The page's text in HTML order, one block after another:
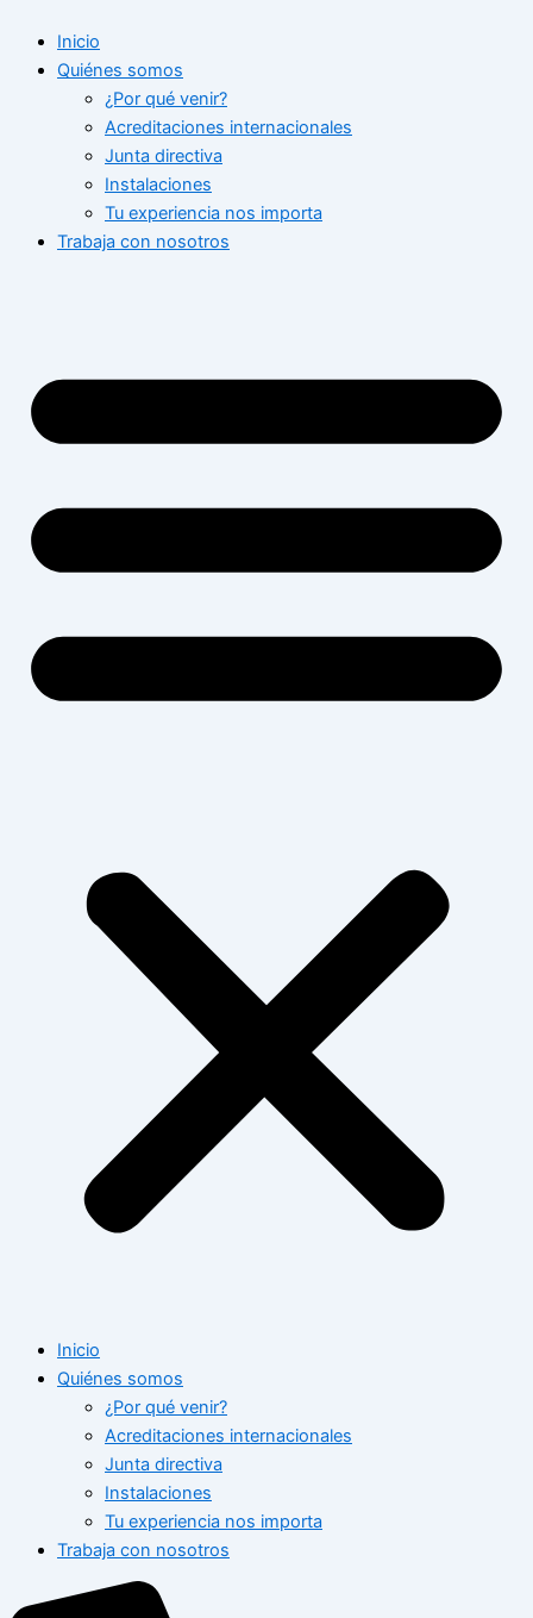
contenido
Inicio
Quiénes somos
¿Por qué venir?
Acreditaciones internacionales
Junta directiva
Instalaciones
Tu experiencia nos importa
Trabaja con nosotros
Inicio
Quiénes somos
¿Por qué venir?
Acreditaciones internacionales
Junta directiva
Instalaciones
Tu experiencia nos importa
Trabaja con nosotros